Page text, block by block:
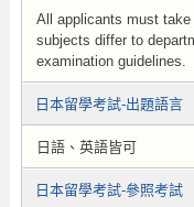
All applicants must take
subjects differ to
examination guidelines.
日本留學考試-出題語言
日語、英語皆可
日本留學考試-參照考試